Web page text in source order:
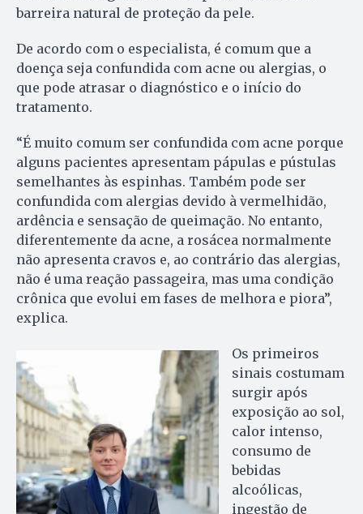
barreira natural de proteção da pele.
De acordo com o especialista, é comum que a
doença seja confundida com acne ou alergias, o
que pode atrasar o diagnóstico e o início do
tratamento.
“É muito comum ser confundida com acne porque
alguns pacientes apresentam pápulas e pústulas
semelhantes às espinhas. Também pode ser
confundida com alergias devido à vermelhidão,
ardência e sensação de queimação. No entanto,
diferentemente da acne, a rosácea normalmente
não apresenta cravos e, ao contrário das alergias,
não é uma reação passageira, mas uma condição
crônica que evolui em fases de melhora e piora”,
explica.
Os primeiros
sinais costumam
surgir após
exposição ao sol,
calor intenso,
consumo de
bebidas
alcoólicas,
ingestão de